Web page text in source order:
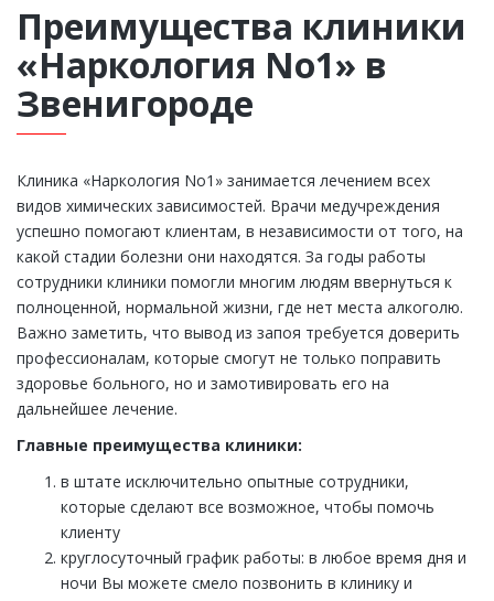
Преимущества клиники
«Наркология No1» в
Звенигороде
Клиника «Наркология No1» занимается лечением всех
видов химических зависимостей. Врачи медучреждения
успешно помогают клиентам, в независимости от того, на
какой стадии болезни они находятся. За годы работы
сотрудники клиники помогли многим людям ввернуться к
полноценной, нормальной жизни, где нет места алкоголю.
Важно заметить, что вывод из запоя требуется доверить
профессионалам, которые смогут не только поправить
здоровье больного, но и замотивировать его на
дальнейшее лечение.
Главные преимущества клиники:
в штате исключительно опытные сотрудники,
которые сделают все возможное, чтобы помочь
клиенту
круглосуточный график работы: в любое время дня и
ночи Вы можете смело позвонить в клинику и